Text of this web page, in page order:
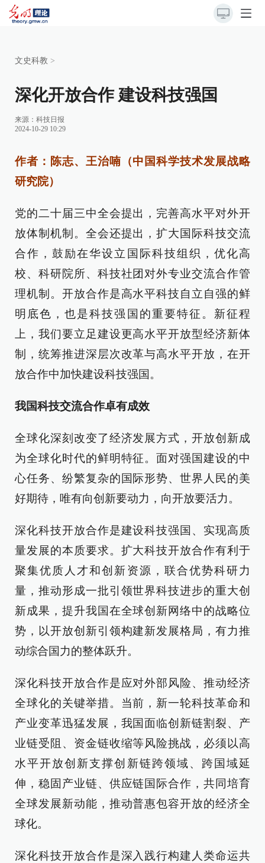
文史科教 >
深化开放合作 建设科技强国
来源： 科技日报
2024-10-29 10:29
作者：陈志、王治喃（中国科学技术发展战略
研究院）
党的二十届三中全会提出，完善高水平对外开
放体制机制。全会还提出，扩大国际科技交流
合作，鼓励在华设立国际科技组织，优化高
校、科研院所、科技社团对外专业交流合作管
理机制。开放合作是高水平科技自立自强的鲜
明底色，也是科技强国的重要特征。新征程
上，我们要立足建设更高水平开放型经济新体
制，统筹推进深层次改革与高水平开放，在开
放合作中加快建设科技强国。
我国科技交流合作卓有成效
全球化深刻改变了经济发展方式，开放创新成
为全球化时代的鲜明特征。面对强国建设的中
心任务、纷繁复杂的国际形势、世界人民的美
好期待，唯有向创新要动力，向开放要活力。
深化科技开放合作是建设科技强国、实现高质
量发展的本质要求。扩大科技开放合作有利于
聚集优质人才和创新资源，联合优势科研力
量，推动形成一批引领世界科技进步的重大创
新成果，提升我国在全球创新网络中的战略位
势，以开放创新引领构建新发展格局，有力推
动综合国力的整体跃升。
深化科技开放合作是应对外部风险、推动经济
全球化的关键举措。当前，新一轮科技革命和
产业变革迅猛发展，我国面临创新链割裂、产
业链受阻、资金链收缩等风险挑战，必须以高
水平开放创新支撑创新链跨领域、跨国域延
伸，稳固产业链、供应链国际合作，共同培育
全球发展新动能，推动普惠包容开放的经济全
球化。
深化科技开放合作是深入践行构建人类命运共